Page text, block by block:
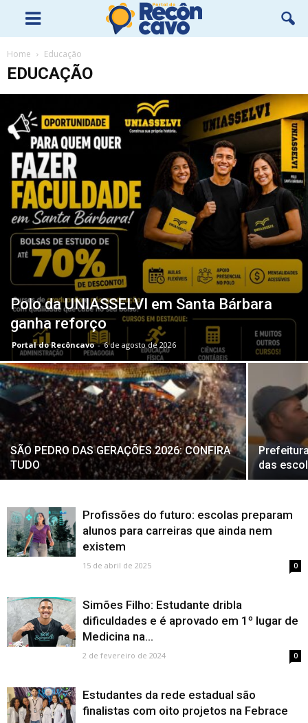
Home Educação
EDUCAÇÃO
Polo da UNIASSELVI em Santa Bárbara
ganha reforço
Portal do Recôncavo - 6 de agosto de 2026
SÃO PEDRO DAS GERAÇÕES 2026: CONFIRA
TUDO
das
Profissões do futuro: escolas preparam
alunos para carreiras que ainda nem
existem
15 de abril de 2025 0
Simões Filho: Estudante dribla
dificuldades e é aprovado em 1º lugar de
Medicina na...
2 de fevereiro de 2024 0
Estudantes da rede estadual são
finalistas com oito projetos na Febrace